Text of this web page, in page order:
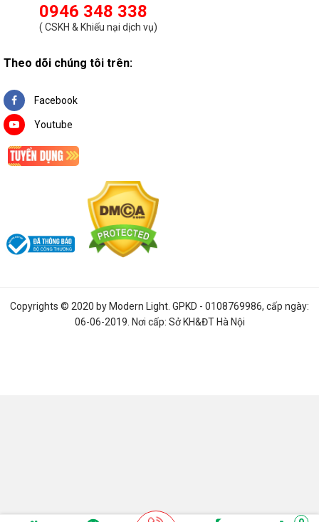
0946 348 338
( CSKH & Khiếu nại dịch vụ)
Theo dõi chúng tôi trên:
Facebook
Youtube
Copyrights © 2020 by Modern Light. GPKD - 0108769986, cấp ngày:
06-06-2019. Nơi cấp: Sở KH&ĐT Hà Nội